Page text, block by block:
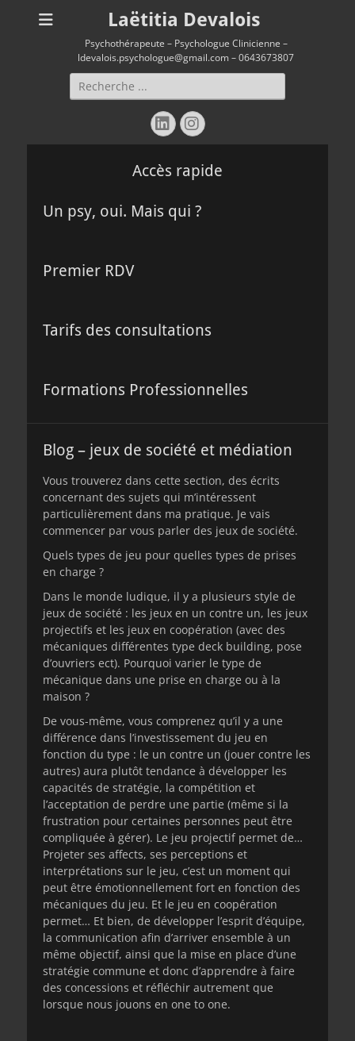
Laëtitia Devalois
Psychothérapeute – Psychologue Clinicienne –
ldevalois.psychologue@gmail.com – 0643673807
Rechercher :
Linkedin
Instagram
Accès rapide
Un psy, oui. Mais qui ?
Premier RDV
Tarifs des consultations
Formations Professionnelles
Blog – jeux de société et médiation
Vous trouverez dans cette section, des écrits
concernant des sujets qui m’intéressent
particulièrement dans ma pratique. Je vais
commencer par vous parler des jeux de société.
Quels types de jeu pour quelles types de prises
en charge ?
Dans le monde ludique, il y a plusieurs style de
jeux de société : les jeux en un contre un, les jeux
projectifs et les jeux en coopération (avec des
mécaniques différentes type deck building, pose
d’ouvriers ect). Pourquoi varier le type de
mécanique dans une prise en charge ou à la
maison ?
De vous-même, vous comprenez qu’il y a une
différence dans l’investissement du jeu en
fonction du type : le un contre un (jouer contre les
autres) aura plutôt tendance à développer les
capacités de stratégie, la compétition et
l’acceptation de perdre une partie (même si la
frustration pour certaines personnes peut être
compliquée à gérer). Le jeu projectif permet de…
Projeter ses affects, ses perceptions et
interprétations sur le jeu, c’est un moment qui
peut être émotionnellement fort en fonction des
mécaniques du jeu. Et le jeu en coopération
permet… Et bien, de développer l’esprit d’équipe,
la communication afin d’arriver ensemble à un
même objectif, ainsi que la mise en place d’une
stratégie commune et donc d’apprendre à faire
des concessions et réfléchir autrement que
lorsque nous jouons en one to one.